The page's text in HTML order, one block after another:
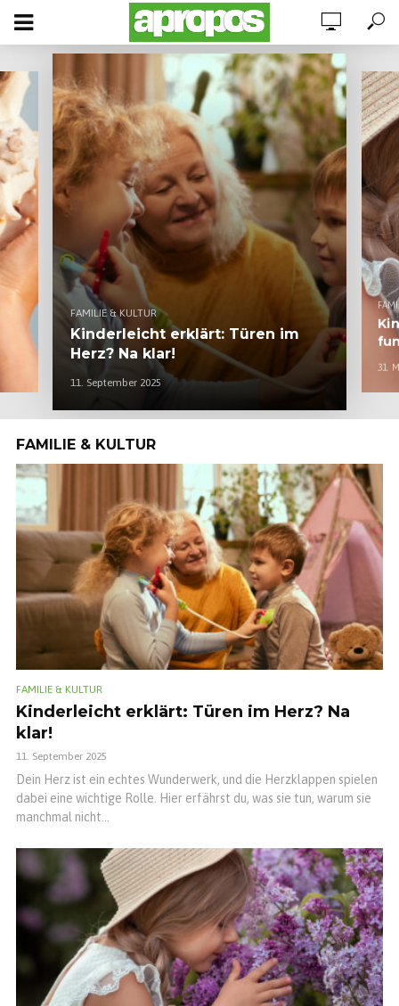
FAMILIE & KULTUR
Kinderleicht erklärt: Türen im
Herz? Na klar!
11. September 2025
31.
FAMILIE & KULTUR
FAMILIE & KULTUR
Kinderleicht erklärt: Türen im Herz? Na
klar!
11. September 2025
Dein Herz ist ein echtes Wunderwerk, und die Herzklappen spielen
dabei eine wichtige Rolle. Hier erfährst du, was sie tun, warum sie
manchmal nicht...